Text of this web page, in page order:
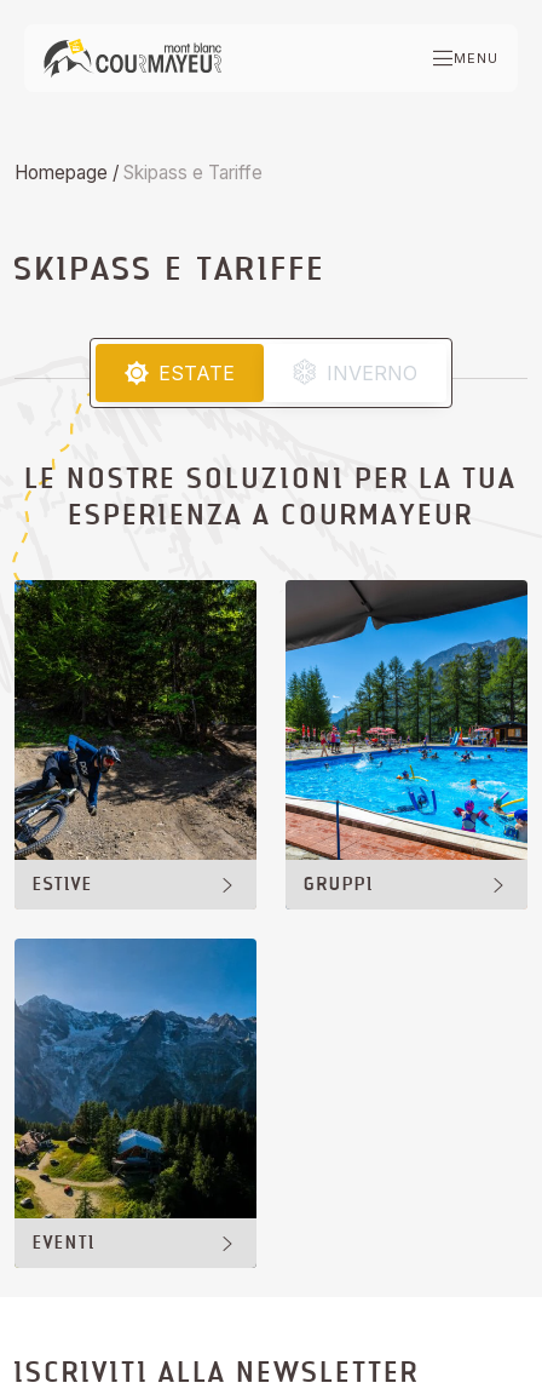
MENU
Homepage / Skipass e Tariffe
SKIPASS E TARIFFE
ESTATE INVERNO
LE NOSTRE SOLUZIONI PER LA TUA
ESPERIENZA A COURMAYEUR
ESTIVE GRUPPI
EVENTI
ISCRIVITI ALLA NEWSLETTER